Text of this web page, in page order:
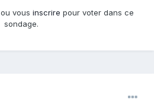
ou vous inscrire pour voter dans ce
sondage.